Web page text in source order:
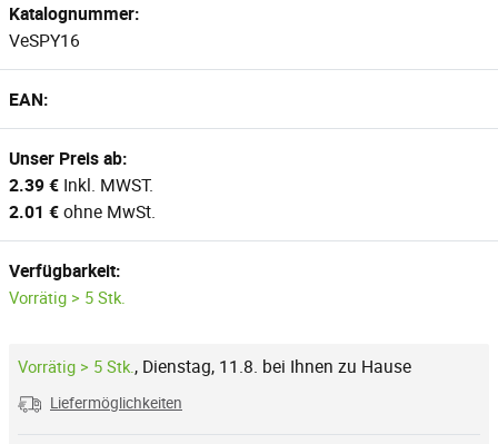
Katalognummer:
VeSPY16
EAN:
Unser Preis ab:
2.39 € Inkl. MWST.
2.01 €ohne MwSt.
Verfügbarkeit:
Vorrätig > 5 Stk.
Vorrätig > 5 Stk., Dienstag, 11.8. bei Ihnen zu Hause
Liefermöglichkeiten